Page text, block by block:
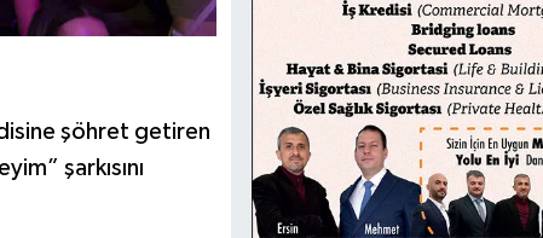
şöhret getiren
şarkısını